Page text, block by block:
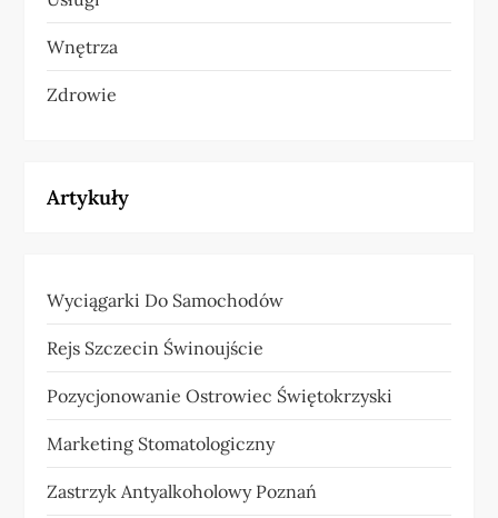
Wnętrza
Zdrowie
Artykuły
Wyciągarki Do Samochodów
Rejs Szczecin Świnoujście
Pozycjonowanie Ostrowiec Świętokrzyski
Marketing Stomatologiczny
Zastrzyk Antyalkoholowy Poznań